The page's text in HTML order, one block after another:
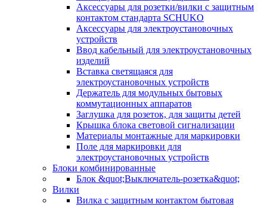
Аксессуары для розетки/вилки с защитным
контактом стандарта SCHUKO
Аксессуары для электроустановочных
устройств
Ввод кабельный для электроустановочных
изделий
Вставка светящаяся для
электроустановочных устройств
Держатель для модульных бытовых
коммутационных аппаратов
Заглушка для розеток, для защиты детей
Крышка блока световой сигнализации
Материалы монтажные для маркировки
Поле для маркировки для
электроустановочных устройств
Блоки комбинированные
Блок &quot;Выключатель-розетка&quot;
Вилки
Вилка с защитным контактом бытовая